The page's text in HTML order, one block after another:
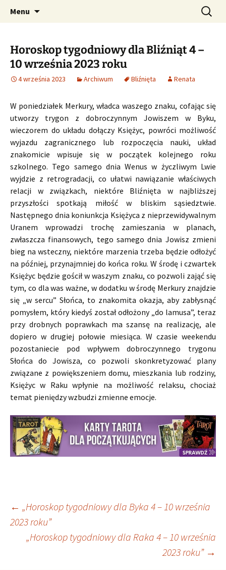
CzaroMarowy horoskop
dzienny, miesięczny i
tygodniowy
Profesjonalne przepowiednie astrologiczne
Menu Szukaj:
Horoskop tygodniowy dla Bliźniąt 4 –
10 września 2023 roku
4 września 2023 Archiwum Bliźnięta Renata
W poniedziałek Merkury, władca waszego znaku, cofając się
utworzy trygon z dobroczynnym Jowiszem w Byku,
wieczorem do układu dołączy Księżyc, powróci możliwość
wyjazdu zagranicznego lub rozpoczęcia nauki, układ
znakomicie wpisuje się w początek kolejnego roku
szkolnego. Tego samego dnia Wenus w życzliwym Lwie
wyjdzie z retrogradacji, co ułatwi nawiązanie właściwych
relacji w związkach, niektóre Bliźnięta w najbliższej
przyszłości spotkają miłość w bliskim sąsiedztwie.
Następnego dnia koniunkcja Księżyca z nieprzewidywalnym
Uranem wprowadzi trochę zamieszania w planach,
zwłaszcza finansowych, tego samego dnia Jowisz zmieni
bieg na wsteczny, niektóre marzenia trzeba będzie odłożyć
na później, przynajmniej do końca roku. W środę i czwartek
Księżyc będzie gościł w waszym znaku, co pozwoli zająć się
tym, co dla was ważne, w dodatku w środę Merkury znajdzie
się „w sercu” Słońca, to znakomita okazja, aby zabłysnąć
pomysłem, który kiedyś został odłożony „do lamusa”, teraz
przy drobnych poprawkach ma szansę na realizację, ale
dopiero w drugiej połowie miesiąca. W czasie weekendu
pozostaniecie pod wpływem dobroczynnego trygonu
Słońca do Jowisza, co pozwoli skonkretyzować plany
związane z powiększeniem domu, mieszkania lub rodziny,
Księżyc w Raku wpłynie na możliwość relaksu, chociaż
temat pieniędzy wzbudzi zmienne emocje.
Nawigacja
wpisu
← „Horoskop tygodniowy dla Byka 4 – 10 września
2023 roku”
„Horoskop tygodniowy dla Raka 4 – 10 września
2023 roku” →